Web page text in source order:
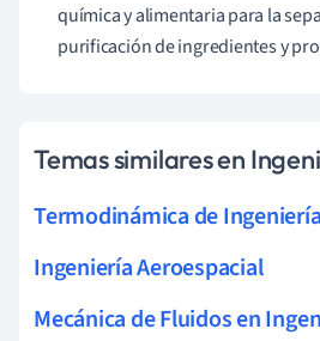
química y alimentaria para la
purificación de ingredientes y
Temas similares en
Termodinámica de Ingeniería
Ingeniería Aeroespacial
Mecánica de Fluidos en